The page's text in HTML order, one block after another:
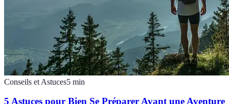
Conseils et Astuces5 min
5 Astuces pour Bien Se Préparer Avant une Aventure